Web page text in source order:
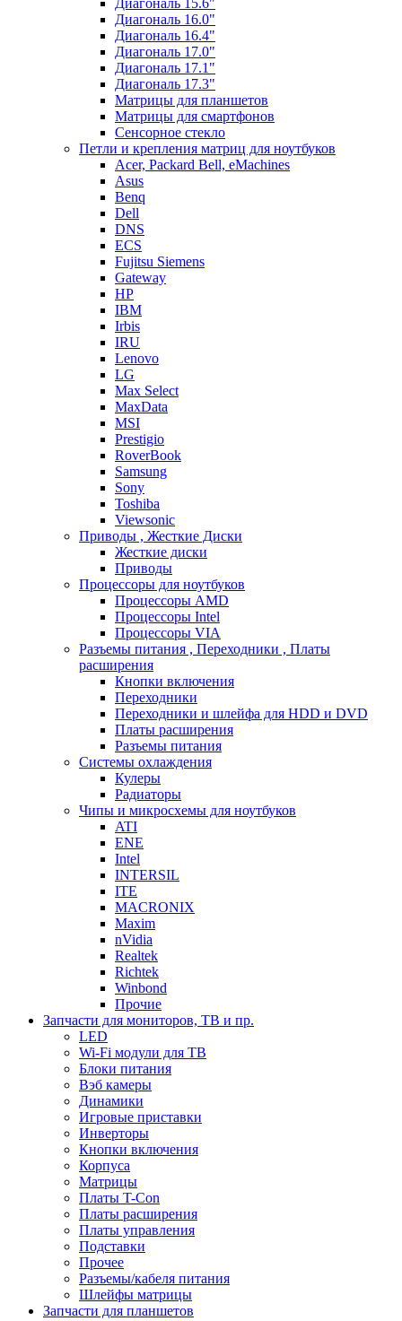
Диагональ 16.0"
Диагональ 16.4"
Диагональ 17.0"
Диагональ 17.1"
Диагональ 17.3"
Матрицы для планшетов
Матрицы для смартфонов
Сенсорное стекло
Петли и крепления матриц для ноутбуков
Acer, Packard Bell, eMachines
Asus
Benq
Dell
DNS
ECS
Fujitsu Siemens
Gateway
HP
IBM
Irbis
IRU
Lenovo
LG
Max Select
MaxData
MSI
Prestigio
RoverBook
Samsung
Sony
Toshiba
Viewsonic
Приводы , Жесткие Диски
Жесткие диски
Приводы
Процессоры для ноутбуков
Процессоры AMD
Процессоры Intel
Процессоры VIA
Разъемы питания , Переходники , Платы
расширения
Кнопки включения
Переходники
Переходники и шлейфа для HDD и DVD
Платы расширения
Разъемы питания
Системы охлаждения
Кулеры
Радиаторы
Чипы и микросхемы для ноутбуков
ATI
ENE
Intel
INTERSIL
ITE
MACRONIX
Maxim
nVidia
Realtek
Richtek
Winbond
Прочие
Запчасти для мониторов, ТВ и пр.
LED
Wi-Fi модули для ТВ
Блоки питания
Вэб камеры
Динамики
Игровые приставки
Инверторы
Кнопки включения
Корпуса
Матрицы
Платы T-Con
Платы расширения
Платы управления
Подставки
Прочее
Разъемы/кабеля питания
Шлейфы матрицы
Запчасти для планшетов